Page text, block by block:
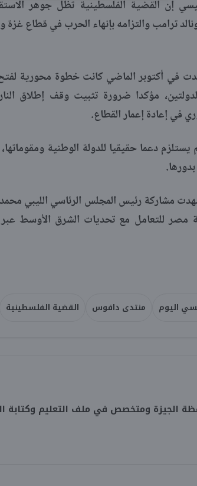
إن القضية الفلسطينية تظل جوهر
ترامب والتزامه بإنهاء الحرب في قطاع غزة
في أكتوبر الماضي كانت خطوة محورية
مؤكدا ضرورة تثبيت وقف إطلاق
في إعادة إعمار القطاع.
دعما حقيقيا للدولة الوطنية
مشاركة رئيس المجلس الرئاسي الليبي
مصر للتعامل مع تحديات الشرق الأوسط
اليوم منتدى دافوس القضية الفلسطينية
ومتخصص في ملف التعليم وكتابة